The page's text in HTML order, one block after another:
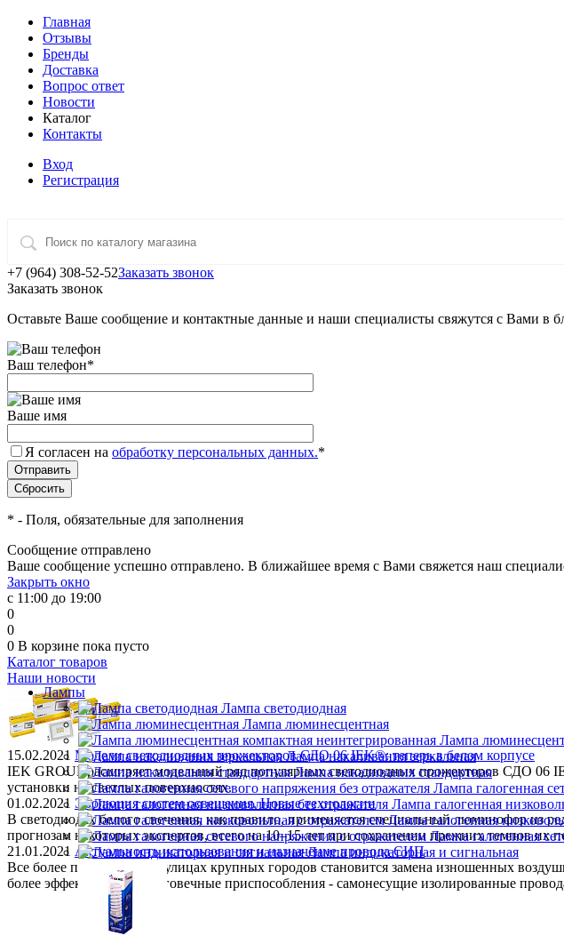
Главная
Отзывы
Бренды
Доставка
Вопрос ответ
Новости
Каталог
Контакты
Вход
Регистрация
+7 (964) 308-52-52Заказать звонок
Заказать звонок
Оставьте Ваше сообщение и контактные данные и наши специалисты свяжутся с Вами в
Ваш телефон*
Ваше имя
Я согласен на обработку персональных данных.*
* - Поля, обязательные для заполнения
Сообщение отправлено
Ваше сообщение успешно отправлено. В ближайшее время с Вами свяжется наш
Закрыть окно
с 11:00 до 19:00
0
0
0 В корзине пока пусто
Каталог товаров
Лампы
Лампа светодиодная
Лампа люминесцентная
Лампа
Лампа накаливания зеркальная
Лампа накаливания стандартная
Лампа галогенная
Лампа галогенная
Лампа галогенная
Лампа галогенная
Лампа индикаторная и сигнальная
Наши новости
15.02.2021 Модели светодиодных прожекторов СДО 06 IEK®: теперь в белом корпусе
IEK GROUP расширяет модельный ряд популярных светодиодных прожекторов СДО 06
установки на светлых поверхностях.
01.02.2021 Эволюция систем освещения. Новые технологии
В светодиодах белого свечения, как правило, применяется специальный люминофор из
прогнозам некоторых экспертов, всего на 10–15 лет при сохранении прежних темпов их
21.01.2021 Актуальность использования и назначение провода СИП
Все более популярной на улицах крупных городов становится замена изношенных
более эффективные и долговечные приспособления - самонесущие изолированные